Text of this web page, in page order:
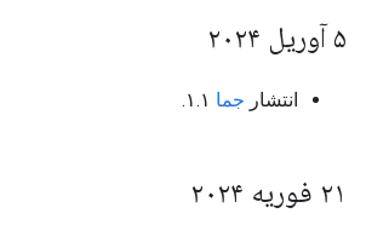
۵ آوریل ۲۰۲۴
انتشار جما
۲۱ فوریه ۲۰۲۴